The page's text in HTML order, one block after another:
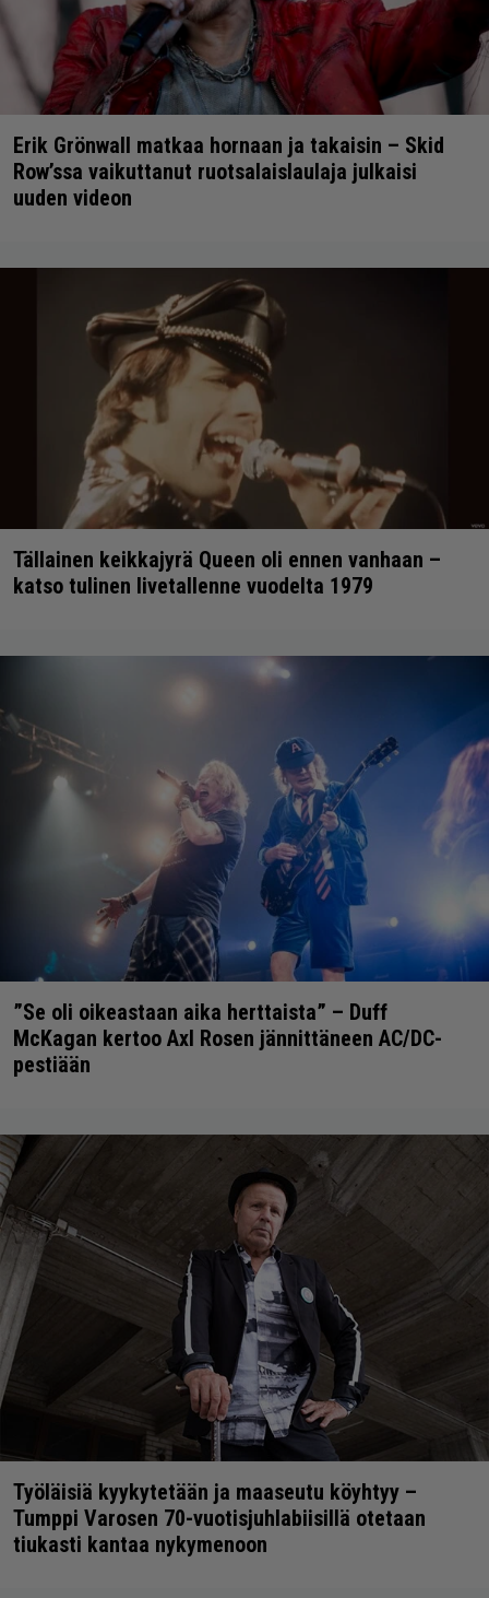
Erik Grönwall matkaa hornaan ja takaisin – Skid
Row’ssa vaikuttanut ruotsalaislaulaja julkaisi
uuden videon
Tällainen keikkajyrä Queen oli ennen vanhaan –
katso tulinen livetallenne vuodelta 1979
”Se oli oikeastaan aika herttaista” – Duff
McKagan kertoo Axl Rosen jännittäneen AC/DC-
pestiään
Työläisiä kyykytetään ja maaseutu köyhtyy –
Tumppi Varosen 70-vuotisjuhlabiisillä otetaan
tiukasti kantaa nykymenoon